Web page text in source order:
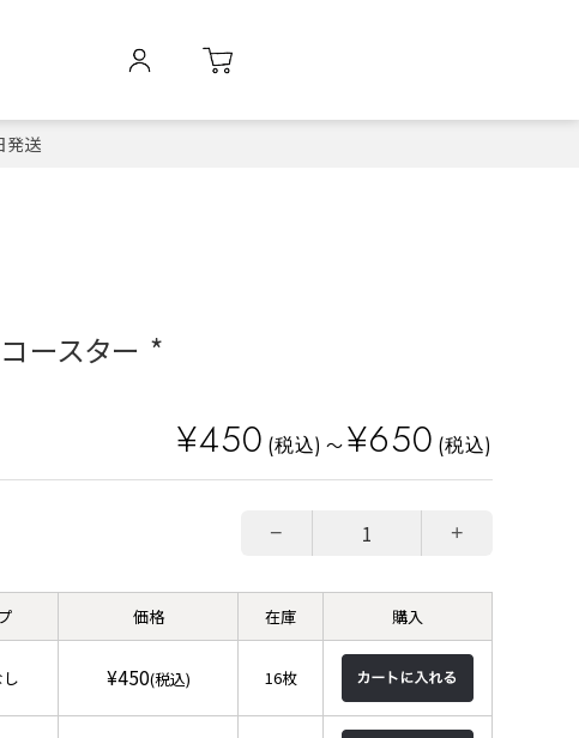
送
ースター *
¥450 (税込) ～ ¥650 (税込)
− +
価格 在庫 購入
¥450(税込) 16枚